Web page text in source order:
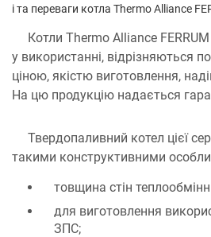
і та переваги котла Thermo Alliance
Котли Thermo Alliance
у використанні, відрізняються
ціною, якістю виготовлення,
На цю продукцію надається
Твердопаливний котел цієї
такими конструктивними
товщина стін
для виготовлення
ЗПС;